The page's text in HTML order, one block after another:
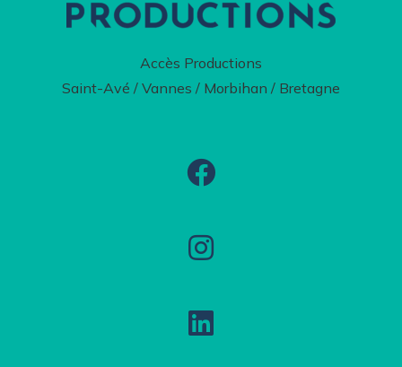
Accès Productions
Saint-Avé / Vannes / Morbihan / Bretagne